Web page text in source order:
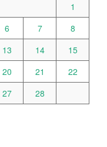
1
6 7
8
13 14
15
20 21
22
27 28